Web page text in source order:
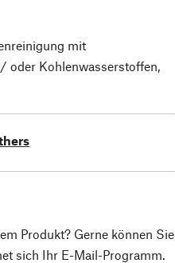
mit
oder Kohlenwasserstoffen,
Produkt? Gerne können Sie
sich Ihr E-Mail-Programm.